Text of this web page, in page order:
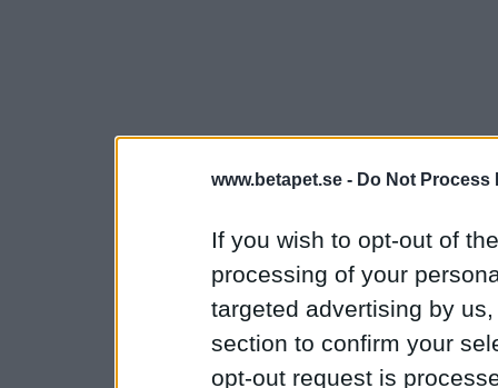
www.betapet.se - Do Not Process
If you wish to opt-out of
processing of your
targeted advertising by
section to confirm your
opt-out request is